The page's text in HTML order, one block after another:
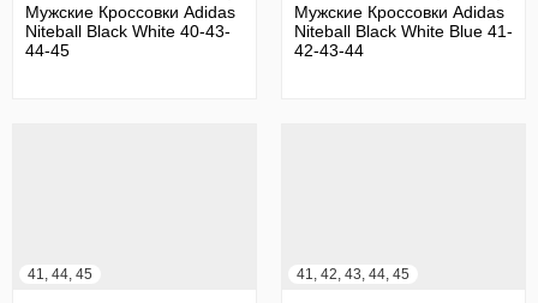
Мужские Кроссовки Adidas
Niteball Black White 40-43-
44-45
Мужские Кроссовки Adidas
Niteball Black White Blue 41-
42-43-44
41, 44, 45 41, 42, 43, 44, 45